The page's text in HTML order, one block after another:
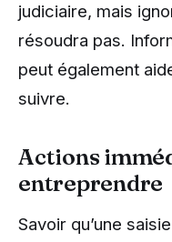
judiciaire, mais
résoudra pas.
peut également
suivre.
Actions
entreprendre
Savoir qu’une